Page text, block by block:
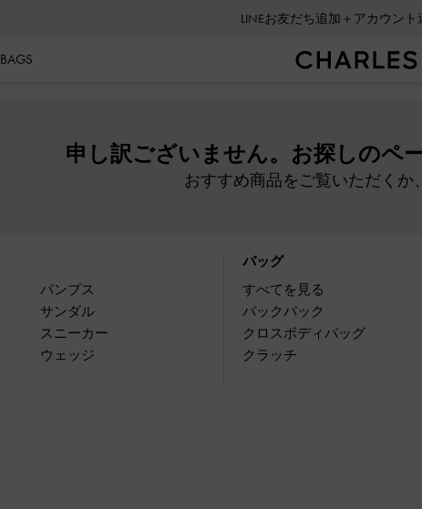
LINEお友だち追加＋アカウン
BAGS
申し訳ございません。お探しのペ
おすすめ商品をご覧いただくか
パンプス
サンダル
スニーカー
ウェッジ
バッグ
すべてを見る
バックパック
クロスボディバッグ
クラッチ